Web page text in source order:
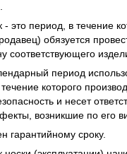
- это период, в течение
обязуется
соответствующего
период
которого
и несет
возникшие по его
гарантийному сроку.